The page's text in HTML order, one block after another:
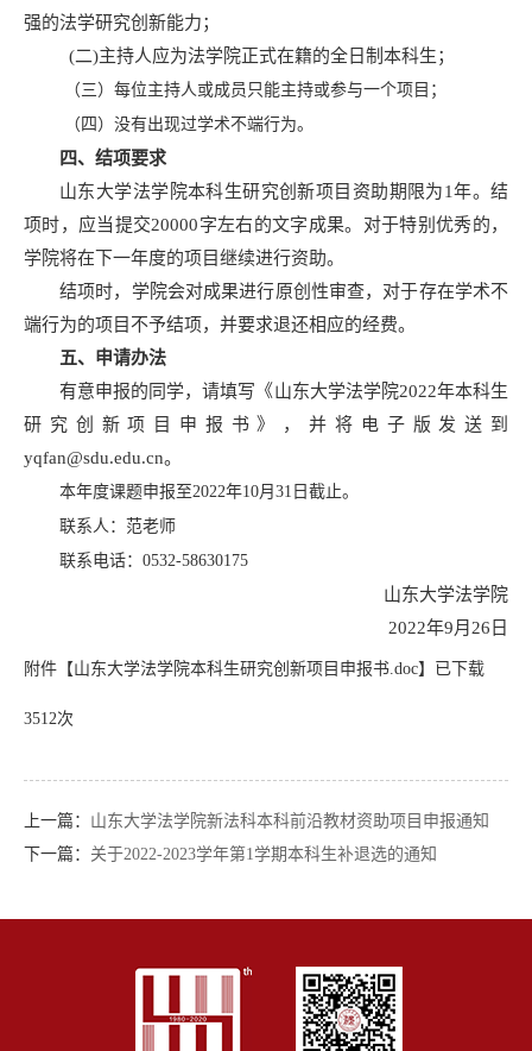
强的法学研究创新能力；
(二)主持人应为法学院正式在籍的全日制本科生；
（三）每位主持人或成员只能主持或参与一个项目；
（四）没有出现过学术不端行为。
四、结项要求
山东大学法学院本科生研究创新项目资助期限为1年。结
项时，应当提交20000字左右的文字成果。对于特别优秀的，
学院将在下一年度的项目继续进行资助。
结项时，学院会对成果进行原创性审查，对于存在学术不
端行为的项目不予结项，并要求退还相应的经费。
五、申请办法
有意申报的同学，请填写《山东大学法学院2022年本科生
研究创新项目申报书》，并将电子版发送到
yqfan@sdu.edu.cn。
本年度课题申报至2022年10月31日截止。
联系人：范老师
联系电话：0532-58630175
山东大学法学院
2022年9月26日
附件【山东大学法学院本科生研究创新项目申报书.doc】已下载
3512次
上一篇： 山东大学法学院新法科本科前沿教材资助项目申报通知
下一篇： 关于2022-2023学年第1学期本科生补退选的通知